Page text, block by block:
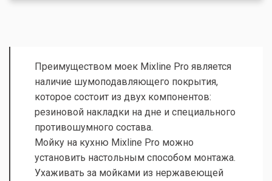
Преимуществом моек Mixline Pro является
наличие шумоподавляющего покрытия,
которое состоит из двух компонентов:
резиновой накладки на дне и специального
противошумного состава.
Мойку на кухню Mixline Pro можно
установить настольным способом монтажа.
Ухаживать за мойками из нержавеющей